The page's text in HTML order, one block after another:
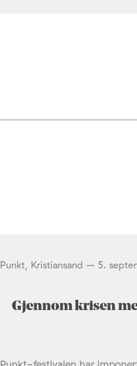
Punkt, Kristiansand – 5.
Gjennom krisen